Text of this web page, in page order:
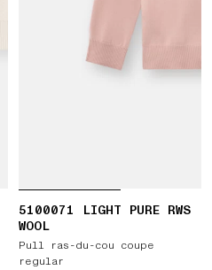
5100071 LIGHT PURE RWS
WOOL
Pull ras-du-cou coupe
regular